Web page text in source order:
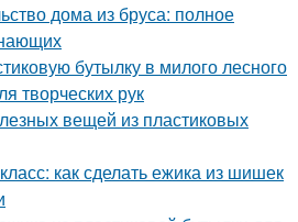
дома из бруса: полное
бутылку в милого лесного
творческих рук
вещей из пластиковых
как сделать ежика из шишек